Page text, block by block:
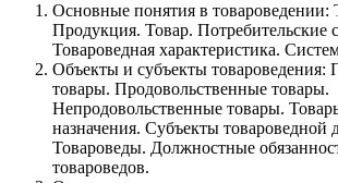
Основные понятия в товароведении:
Продукция. Товар. Потребительские
Товароведная характеристика.
Объекты и субъекты товароведения:
товары. Продовольственные товары.
Непродовольственные товары.
назначения. Субъекты товароведной
Товароведы. Должностные
товароведов.